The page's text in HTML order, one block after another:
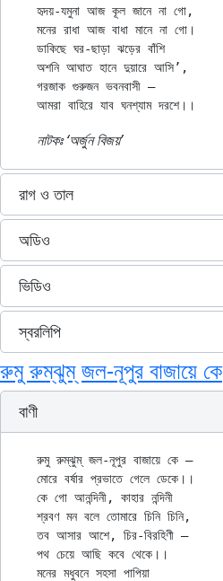
হৃদয়-যমুনা আজ কূল জানে না গো,
মনের রাধা আজ বাধা মানে না গো।
ডাকিছে ঘর-ছাড়া ঝড়ের বাঁশি
অশনি আঘাত হানে দুয়ারে আসি’,
গরজাক গুরুজন ভবনবাসী —
নাটকঃ ‌‘অর্জুন বিজয়’
রাগ ও তাল
অডিও
ভিডিও
স্বরলিপি
রুমু রুম্‌ঝুম্‌ জল-নূপুর বাজায়ে কে
বাণী
রুমু রুম্‌ঝুম্‌ জল-নূপুর বাজায়ে কে —
মোরে বর্ষার প্রভাতে গেলে ডেকে।।
কে গো আনন্দিনী, কাহার নন্দিনী
শ্রবণ মন বলে তোমারে চিনি চিনি,
তব আসার আশে, চির-বিরহিণী —
পথ চেয়ে আছি কবে থেকে।।
মনের মধুবনে সহসা পাপিয়া